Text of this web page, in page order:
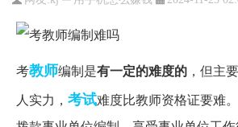
考教师编制是有一定的难度的 ，但主
人实力， 考试难度比教师资格证要难